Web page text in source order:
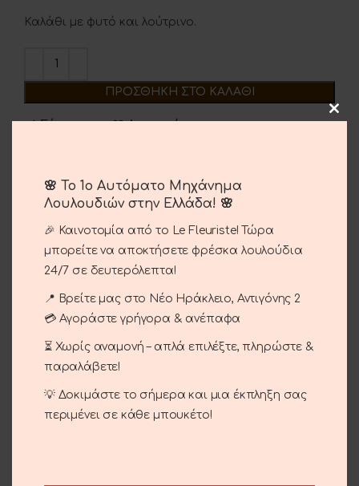
Καλάθι με φυτό και λούτρινο.
ΠΡΟΣΘΉΚΗ ΣΤΟ ΚΑΛΆΘΙ
Σύγκριση Αγαπημένο
Κατηγορίες: Γέννηση, Περιστάσεις
Brand:Le Fleuriste
Share:
Περιγραφή
Καλάθι με φυτό και λουτρινό.
Επιπλέον πληροφορίες
Αποστολή και παράδοση
🌸 Το 1ο Αυτόματο Μηχάνημα
Λουλουδιών στην Ελλάδα! 🌸
🎉 Καινοτομία από το Le Fleuriste! Τώρα
μπορείτε να αποκτήσετε φρέσκα λουλούδια
24/7 σε δευτερόλεπτα!
📍 Βρείτε μας στο Νέο Ηράκλειο, Αντιγόνης 2
💳 Αγοράστε γρήγορα & ανέπαφα
⏳ Χωρίς αναμονή – απλά επιλέξτε, πληρώστε &
παραλάβετε!
💡 Δοκιμάστε το σήμερα και μια έκπληξη σας
περιμένει σε κάθε μπουκέτο!